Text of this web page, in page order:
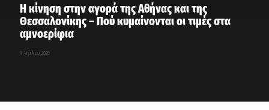
Η κίνηση στην αγορά της Αθήνας και της
Θεσσαλονίκης – Πού κυμαίνονται οι τιμές στα
αμνοερίφια
9 Απριλίου, 2026